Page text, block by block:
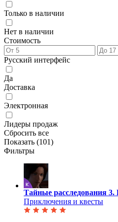
Только в наличии
Нет в наличии
Стоимость
Русский интерфейс
Да
Доставка
Электронная
Лидеры продаж
Сбросить все
Показать (101)
Фильтры
Тайные расследования 3.
Приключения и квесты